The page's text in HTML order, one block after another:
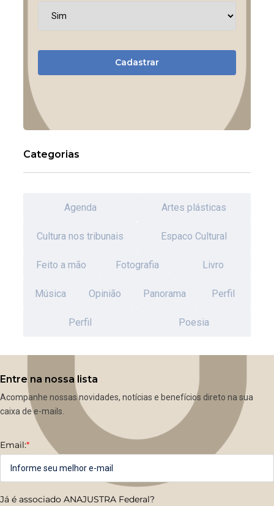
Cadastrar
Categorias
Agenda Artes plásticas
Cultura nos tribunais Espaco Cultural
Feito a mão Fotografia Livro
Música Opinião Panorama Perfil
Perfil Poesia
Entre na nossa lista
Acompanhe nossas novidades, notícias e benefícios direto na sua
caixa de e-mails.
Email:*
Já é associado ANAJUSTRA Federal?